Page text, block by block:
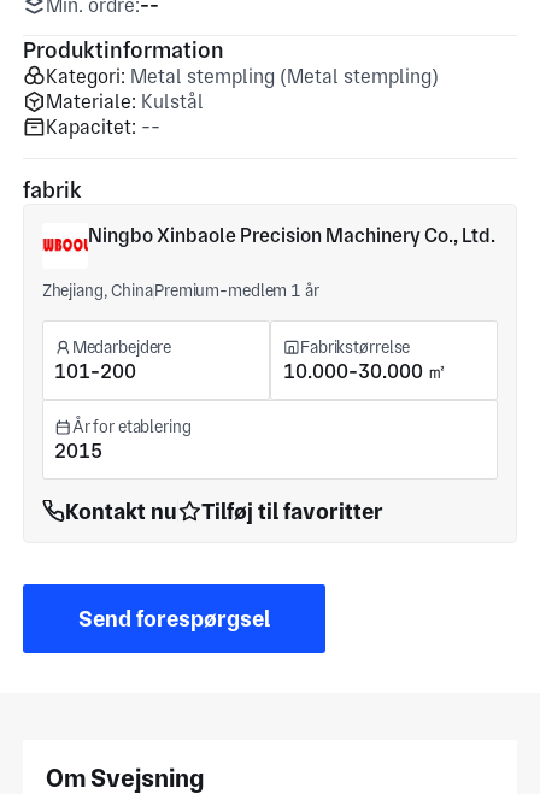
Min. ordre:--
Produktinformation
Kategori: Metal stempling (Metal stempling)
Materiale: Kulstål
Kapacitet: --
fabrik
Ningbo Xinbaole Precision Machinery Co., Ltd.
Zhejiang, ChinaPremium-medlem 1 år
Medarbejdere
101-200
Fabrikstørrelse
10.000-30.000 ㎡
År for etablering
2015
Kontakt nu Tilføj til favoritter
Send forespørgsel
Om Svejsning